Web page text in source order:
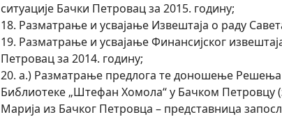
ситуације Бачки Петровац за 2015. годину;
18. Разматрање и усвајање Извештаја о раду
19. Разматрање и усвајање Финансијског
Петровац за 2014. годину;
20. а.) Разматрање предлога те доношење
Библиотеке „Штефан Хомола“ у Бачком Петровцу
Марија из Бачког Петровца – представница